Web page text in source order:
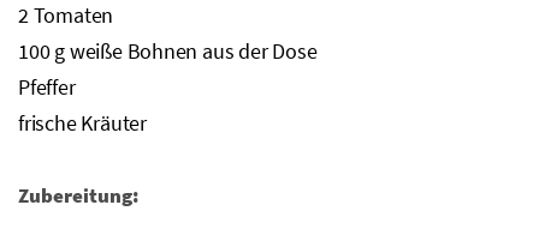
2 Tomaten
100gweiße Bohnen aus der Dose
Pfeffer
frische Kräuter
Zubereitung: